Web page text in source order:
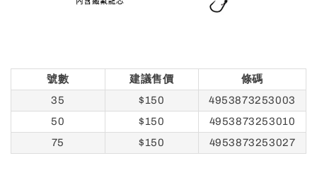
號數 建議售價
條碼
35
$150
4953873253003
50
$150
4953873253010
75
$150 4953873253027